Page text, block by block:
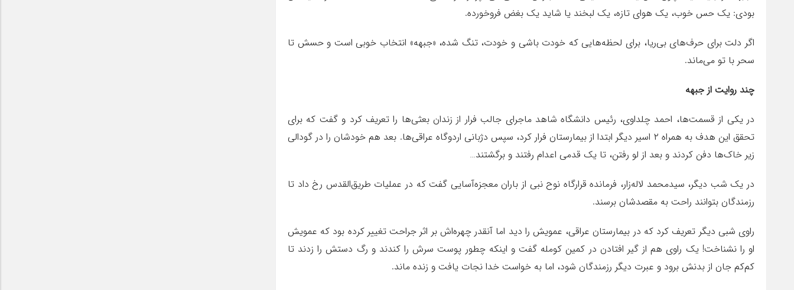
بودی: یک حس خوب، یک هوای تازه، یک لبخند یا شاید یک بغض فروخورده.
اگر دلت برای حرف‌های بی‌ریا، برای لحظه‌هایی که خودت باشی و خودت، تنگ شده، «جبهه» انتخاب خوبی است و حسش تا
سحر با تو می‌ماند.
چند روایت از جبهه
در یکی از قسمت‌ها، احمد چلداوی، رئیس دانشگاه شاهد ماجرای جالب فرار از زندان بعثی‌ها را تعریف کرد و گفت که برای
تحقق این هدف به همراه ۲ اسیر دیگر ابتدا از بیمارستان فرار کرد، سپس دژبانی اردوگاه عراقی‌ها. بعد هم خودشان را در گودالی
زیر خاک‌ها دفن کردند و بعد از لو رفتن، تا یک قدمی اعدام رفتند و برگشتند…
در یک شب دیگر، سیدمحمد لاله‌زار، فرمانده قرارگاه نوح نبی از باران معجزه‌آسایی گفت که در عملیات طریق‌القدس رخ داد تا
رزمندگان بتوانند راحت به مقصدشان برسند.
راوی شبی دیگر تعریف کرد که در بیمارستان عراقی، عمویش را دید اما آنقدر چهره‌اش بر اثر جراحت تغییر کرده بود که عمویش
او را نشناخت! یک راوی هم از گیر افتادن در کمین کومله گفت و اینکه چطور پوست سرش را کندند و رگ دستش را زدند تا
کم‌کم جان از بدنش برود و عبرت دیگر رزمندگان شود، اما به خواست خدا نجات یافت و زنده ماند.